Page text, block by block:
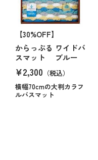
【30%OFF】
からっぷる ワイドバ
スマット ブルー
¥2,300 （税込）
横幅70cmの大判カラフ
ルバスマット